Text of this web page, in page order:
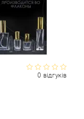
0 відгуків